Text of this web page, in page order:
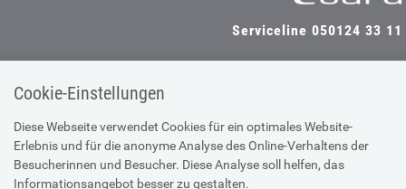
Cookie-Einstellungen
Diese Webseite verwendet Cookies für ein optimales Website-
Erlebnis und für die anonyme Analyse des Online-Verhaltens der
Besucherinnen und Besucher. Diese Analyse soll helfen, das
Informationsangebot besser zu gestalten.
Serviceline 050124 33 11